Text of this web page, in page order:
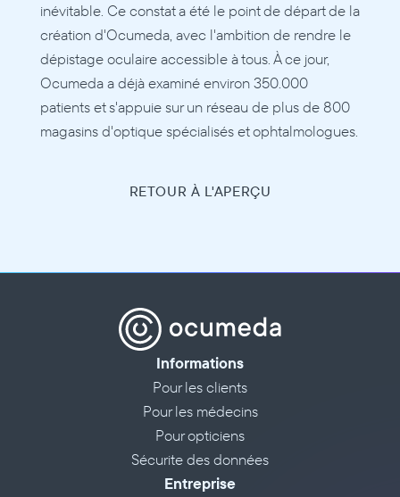
inévitable. Ce constat a été le point de départ de la
création d'Ocumeda, avec l'ambition de rendre le
dépistage oculaire accessible à tous. À ce jour,
Ocumeda a déjà examiné environ 350.000
patients et s'appuie sur un réseau de plus de 800
RETOUR À L'APERÇU
Informations
Pour les clients
Pour les médecins
Pour opticiens
Sécurite des données
Entreprise